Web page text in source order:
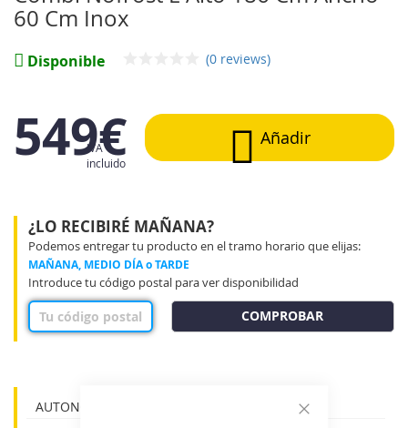
60 Cm Inox
Disponible (0 reviews)
549€
IVA
incluido
Añadir
¿LO RECIBIRÉ MAÑANA?
Podemos entregar tu producto en el tramo horario que elijas:
MAÑANA, MEDIO DÍA o TARDE
Introduce tu código postal para ver disponibilidad
COMPROBAR
AUTONOMA:12
galería
de